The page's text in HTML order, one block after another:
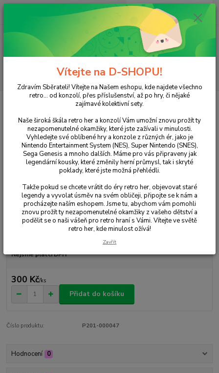
Menu
(Po-Pá, 15:00-20:00 hod.)
ks
0 Kč
PlayStation 2 Scooby Doo! Night of 100 Frights
Scooby Doo! Night of 100 Frights
Ohodnotit produkt
Nejsme plátci DPH
300 Kč/ks
Přidat do košíku
Číslo produktu: P201-000047
Hodnocení 0
Vítejte na D-SHOPU!
Zdravím Sběrateli! Vítejte na Našem eshopu, kde najdete všechno
retro... od konzolí, přes příslušenství, až po hry, či nějaké
zajímavé kolektivní sety.
Naše široká škála retro her a konzolí Vám umožní znovu prožít ty
nezapomenutelné okamžiky, které jste zažívali v minulosti.
Vyhledejte své oblíbené hry a konzole z různých ér, jako je
Nintendo Entertainment System (NES), Super Nintendo (SNES),
Sega Genesis a mnoho dalších. Máme pro vás připraveny jak
legendární kousky, které změnily herní průmysl, tak i skryté
poklady, které jste možná přehlédli.
Takže pokud se chcete vrátit do éry retro her, objevovat staré
legendy a vyvolat úsměv na svém obličeji, připojte se k nám a
procházejte naším eshopem. Jsme tu, abychom vám pomohli
znovu prožít ty nezapomenutelné okamžiky z vašeho dětství a
podělit se o naši vášeň pro retro hraní s Vámi. Vítejte ve světě
retro her, kde minulost ožívá!
Zavřít